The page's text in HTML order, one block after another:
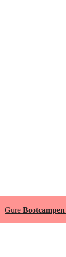
Gure Bootcampen